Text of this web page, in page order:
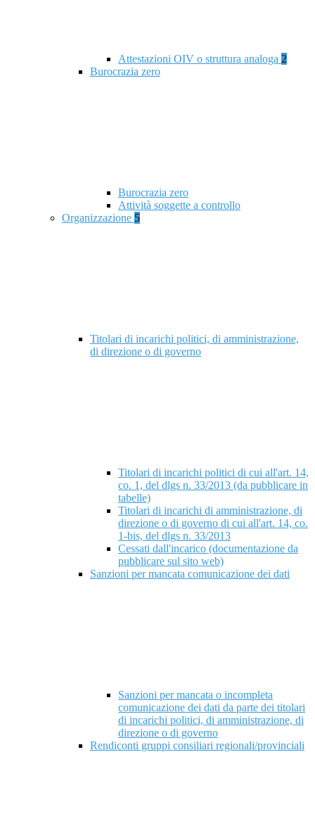
Attestazioni OIV o struttura analoga 2
Burocrazia zero
Burocrazia zero
Attività soggette a controllo
Organizzazione 5
Titolari di incarichi politici, di amministrazione,
di direzione o di governo
Titolari di incarichi politici di cui all'art. 14,
co. 1, del dlgs n. 33/2013 (da pubblicare in
tabelle)
Titolari di incarichi di amministrazione, di
direzione o di governo di cui all'art. 14, co.
1-bis, del dlgs n. 33/2013
Cessati dall'incarico (documentazione da
pubblicare sul sito web)
Sanzioni per mancata comunicazione dei dati
Sanzioni per mancata o incompleta
comunicazione dei dati da parte dei titolari
di incarichi politici, di amministrazione, di
direzione o di governo
Rendiconti gruppi consiliari regionali/provinciali